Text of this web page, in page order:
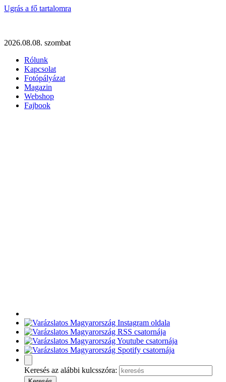
Ugrás a fő tartalomra
2026.08.08. szombat
Rólunk
Kapcsolat
Fotópályázat
Magazin
Webshop
Fajbook
Keresés az alábbi kulcsszóra: